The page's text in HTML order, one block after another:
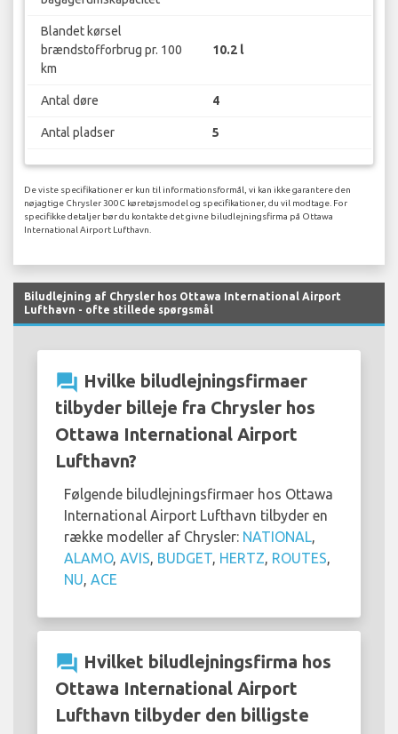
Blandet kørsel
brændstofforbrug pr. 100
km
10.2 l
Antal døre 4
Antal pladser 5
De viste specifikationer er kun til informationsformål, vi kan ikke garantere den
nøjagtige Chrysler 300C køretøjsmodel og specifikationer, du vil modtage. For
specifikke detaljer bør du kontakte det givne biludlejningsfirma på Ottawa
International Airport Lufthavn.
Biludlejning af Chrysler hos Ottawa International Airport
Lufthavn - ofte stillede spørgsmål
question_answer Hvilke biludlejningsfirmaer
tilbyder billeje fra Chrysler hos
Ottawa International Airport
Lufthavn?
Følgende biludlejningsfirmaer hos Ottawa
International Airport Lufthavn tilbyder en
række modeller af Chrysler: NATIONAL,
ALAMO, AVIS, BUDGET, HERTZ, ROUTES,
NU, ACE
question_answer Hvilket biludlejningsfirma hos
Ottawa International Airport
Lufthavn tilbyder den billigste